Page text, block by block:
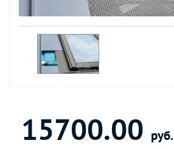
15700.00 руб.